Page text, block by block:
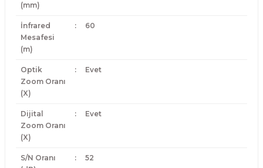
(mm)
İnfrared
Mesafesi
(m)
: 60
Optik
Zoom Oranı
(X)
: Evet
Dijital
Zoom Oranı
(X)
: Evet
S/N Oranı
: 52